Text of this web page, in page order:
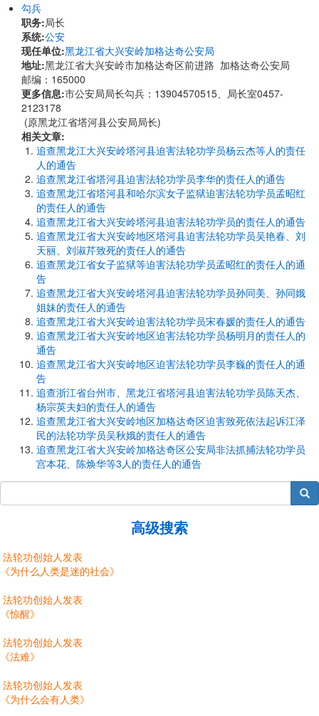
勾兵
职务:局长
系统:公安
现任单位:黑龙江省大兴安岭加格达奇公安局
地址:黑龙江省大兴安岭市加格达奇区前进路 加格达奇公安局
邮编：165000
更多信息:市公安局局长勾兵：13904570515、局长室0457-
2123178
(原黑龙江省塔河县公安局局长)
相关文章:
追查黑龙江大兴安岭塔河县迫害法轮功学员杨云杰等人的责任
人的通告
追查黑龙江省塔河县迫害法轮功学员李华的责任人的通告
追查黑龙江省塔河县和哈尔滨女子监狱迫害法轮功学员孟昭红
的责任人的通告
追查黑龙江省大兴安岭塔河县迫害法轮功学员的责任人的通告
追查黑龙江省大兴安岭地区塔河县迫害法轮功学员吴艳春、刘
天丽、刘淑芹致死的责任人的通告
追查黑龙江省女子监狱等迫害法轮功学员孟昭红的责任人的通
告
追查黑龙江省大兴安岭塔河县迫害法轮功学员孙同美、孙同娥
姐妹的责任人的通告
追查黑龙江省大兴安岭迫害法轮功学员宋春媛的责任人的通告
追查黑龙江省大兴安岭地区迫害法轮功学员杨明月的责任人的
通告
追查黑龙江省大兴安岭地区迫害法轮功学员李巍的责任人的通
告
追查浙江省台州市、黑龙江省塔河县迫害法轮功学员陈天杰、
杨宗英夫妇的责任人的通告
追查黑龙江省大兴安岭地区加格达奇区迫害致死依法起诉江泽
民的法轮功学员吴秋娥的责任人的通告
追查黑龙江省大兴安岭加格达奇区公安局非法抓捕法轮功学员
宫本花、陈焕华等3人的责任人的通告
搜索
高级搜索
法轮功创始人发表
《为什么人类是迷的社会》
法轮功创始人发表
《惊醒》
法轮功创始人发表
《法难》
法轮功创始人发表
《为什么会有人类》